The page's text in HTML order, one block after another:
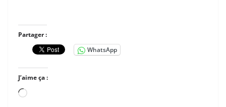
Partager :
WhatsApp
J’aime ça :
Chargement…